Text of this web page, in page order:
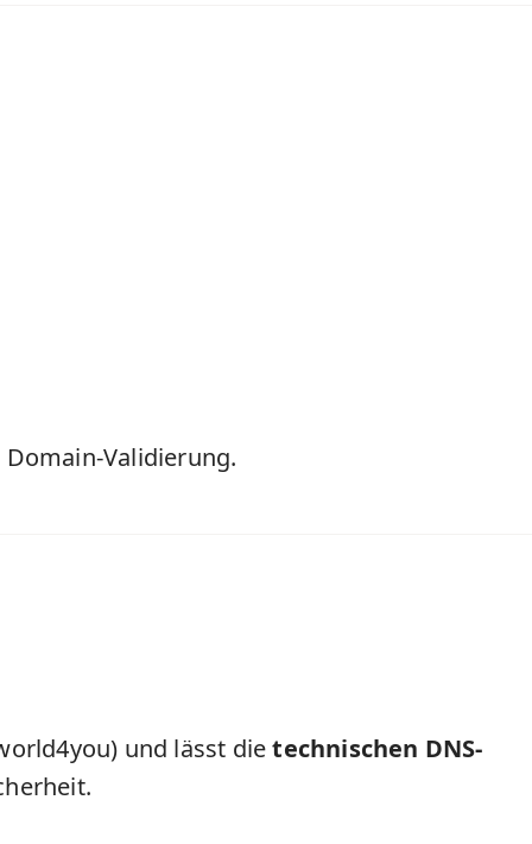
Validierung.
und lässt dietechnischen DNS-